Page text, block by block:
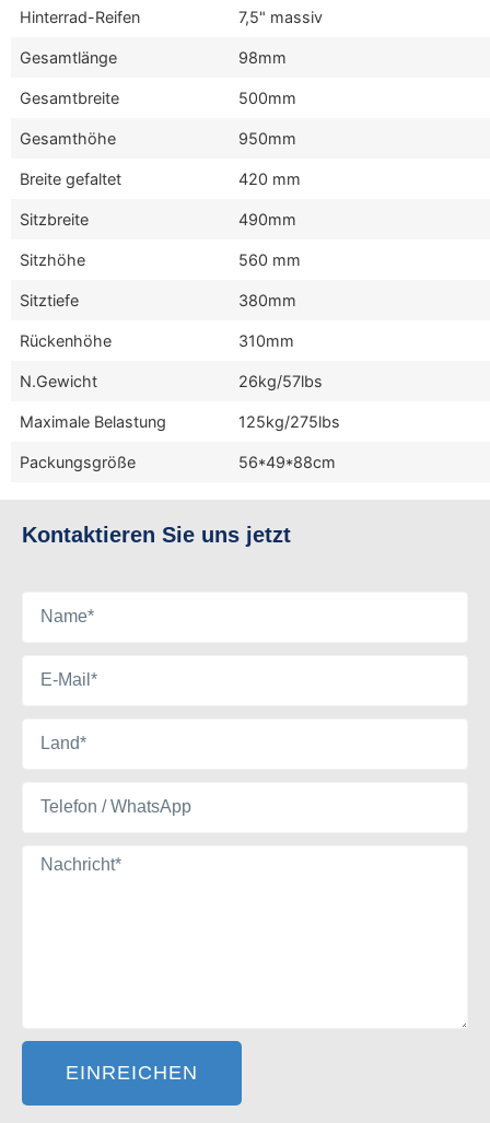
Hinterrad-Reifen 7,5" massiv
Gesamtlänge 98mm
Gesamtbreite 500mm
Gesamthöhe 950mm
Breite gefaltet 420 mm
Sitzbreite 490mm
Sitzhöhe 560 mm
Sitztiefe 380mm
Rückenhöhe 310mm
N.Gewicht 26kg/57lbs
Maximale Belastung 125kg/275lbs
Packungsgröße 56*49*88cm
Kontaktieren Sie uns jetzt
EINREICHEN